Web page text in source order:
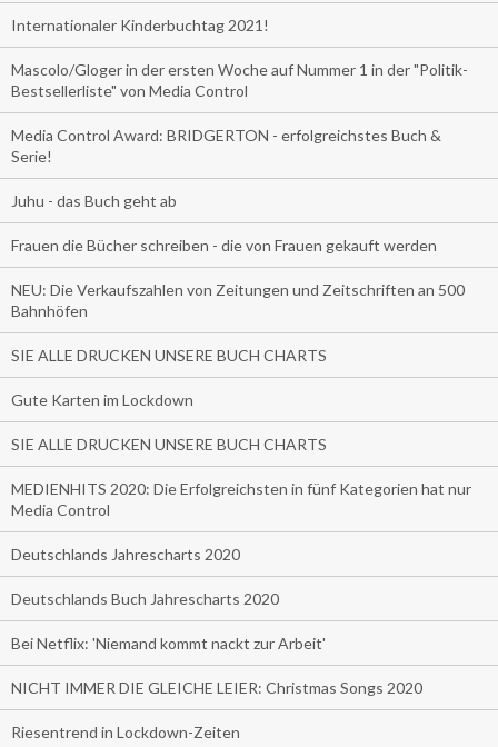
Internationaler Kinderbuchtag 2021!
Mascolo/Gloger in der ersten Woche auf Nummer 1 in der "Politik-
Bestsellerliste" von Media Control
Media Control Award: BRIDGERTON - erfolgreichstes Buch &
Serie!
Juhu - das Buch geht ab
Frauen die Bücher schreiben - die von Frauen gekauft werden
NEU: Die Verkaufszahlen von Zeitungen und Zeitschriften an 500
Bahnhöfen
SIE ALLE DRUCKEN UNSERE BUCH CHARTS
Gute Karten im Lockdown
SIE ALLE DRUCKEN UNSERE BUCH CHARTS
MEDIENHITS 2020: Die Erfolgreichsten in fünf Kategorien hat nur
Media Control
Deutschlands Jahrescharts 2020
Deutschlands Buch Jahrescharts 2020
Bei Netflix: 'Niemand kommt nackt zur Arbeit'
NICHT IMMER DIE GLEICHE LEIER: Christmas Songs 2020
Riesentrend in Lockdown-Zeiten